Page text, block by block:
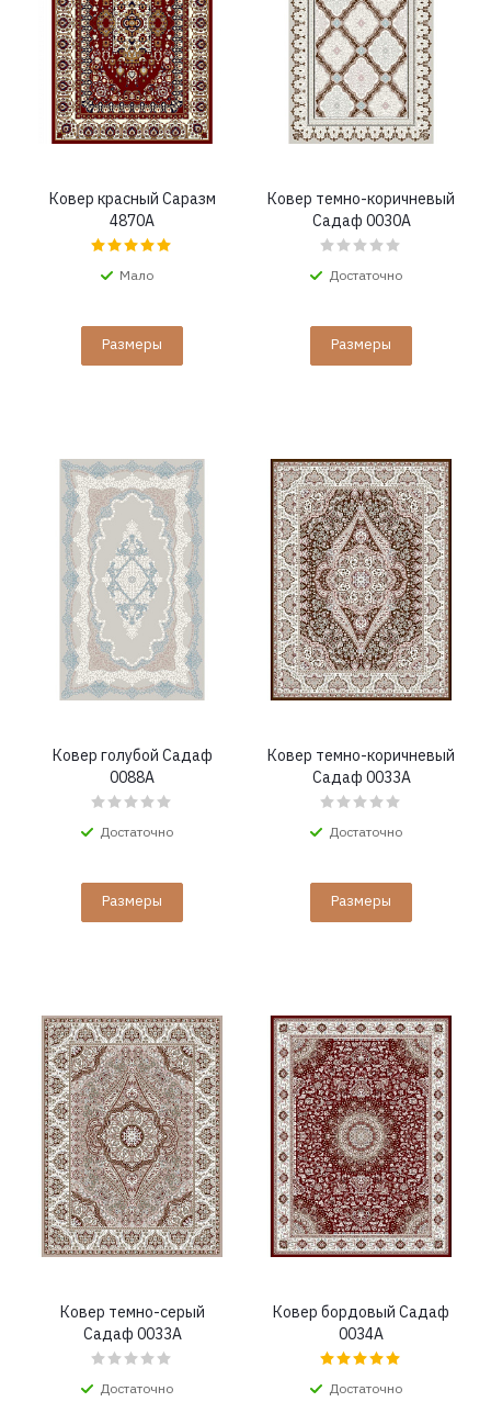
Ковер красный Саразм
4870A
Мало
Размеры
Ковер темно-коричневый
Садаф 0030A
Достаточно
Размеры
Ковер голубой Садаф
0088A
Достаточно
Размеры
Ковер темно-коричневый
Садаф 0033A
Достаточно
Размеры
Ковер темно-серый
Садаф 0033A
Достаточно
Ковер бордовый Садаф
0034A
Достаточно